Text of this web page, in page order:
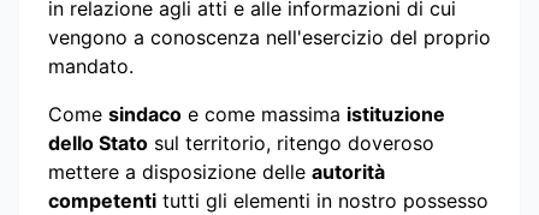
in relazione agli atti e alle informazioni di cui
vengono a conoscenza nell'esercizio del proprio
mandato.
Come sindaco e come massima istituzione
dello Stato sul territorio, ritengo doveroso
mettere a disposizione delle autorità
competenti tutti gli elementi in nostro possesso